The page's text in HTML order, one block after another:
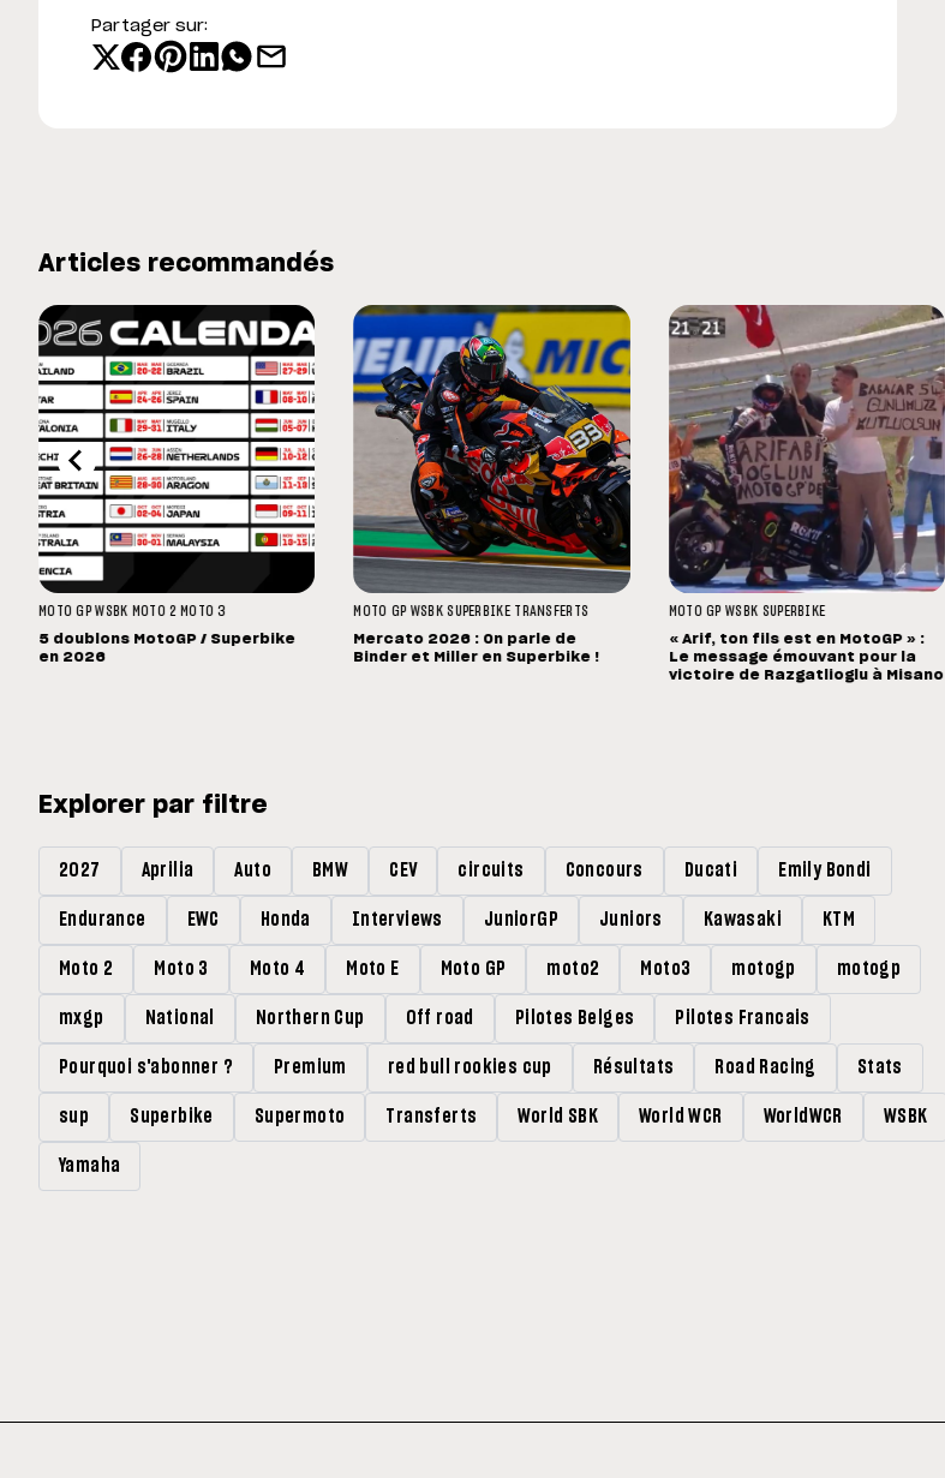
Partager sur:
Articles recommandés
MOTO GP WSBK MOTO 2 MOTO 3
5 doublons MotoGP / Superbike
en 2026
MOTO GP WSBK SUPERBIKE TRANSFERTS
Mercato 2026 : On parle de
Binder et Miller en Superbike !
MOTO GP WSBK SUPERBIKE
« Arif, ton fils est en MotoGP » :
Le message émouvant pour la
victoire de Razgatlioglu à Misano
Explorer par filtre
2027 Aprilia Auto BMW CEV circuits Concours Ducati Emily Bondi
Endurance EWC Honda Interviews JuniorGP Juniors Kawasaki KTM
Moto 2 Moto 3 Moto 4 Moto E Moto GP moto2 Moto3 motogp motogp
mxgp National Northern Cup Off road Pilotes Belges Pilotes Francais
Pourquoi s'abonner ? Premium red bull rookies cup Résultats Road Racing Stats
sup Superbike Supermoto Transferts World SBK World WCR WorldWCR WSBK
Yamaha